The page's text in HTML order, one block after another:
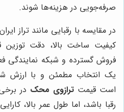
صرفه‌جویی در هزینه‌ها شوند.
در مقایسه با رقبایی مانند تراز
کیفیت ساخت بالا، دقت توزین
فروش گسترده و شبکه نمایندگی
یک انتخاب مطمئن و با ارزش
است قیمت ترازوی محک در
رقبا باشد، اما طول عمر بالا،